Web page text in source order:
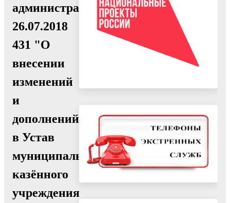
администрации
26.07.2018
431 "О
внесении
изменений
и
дополнений
в Устав
муниципального
казённого
учреждения